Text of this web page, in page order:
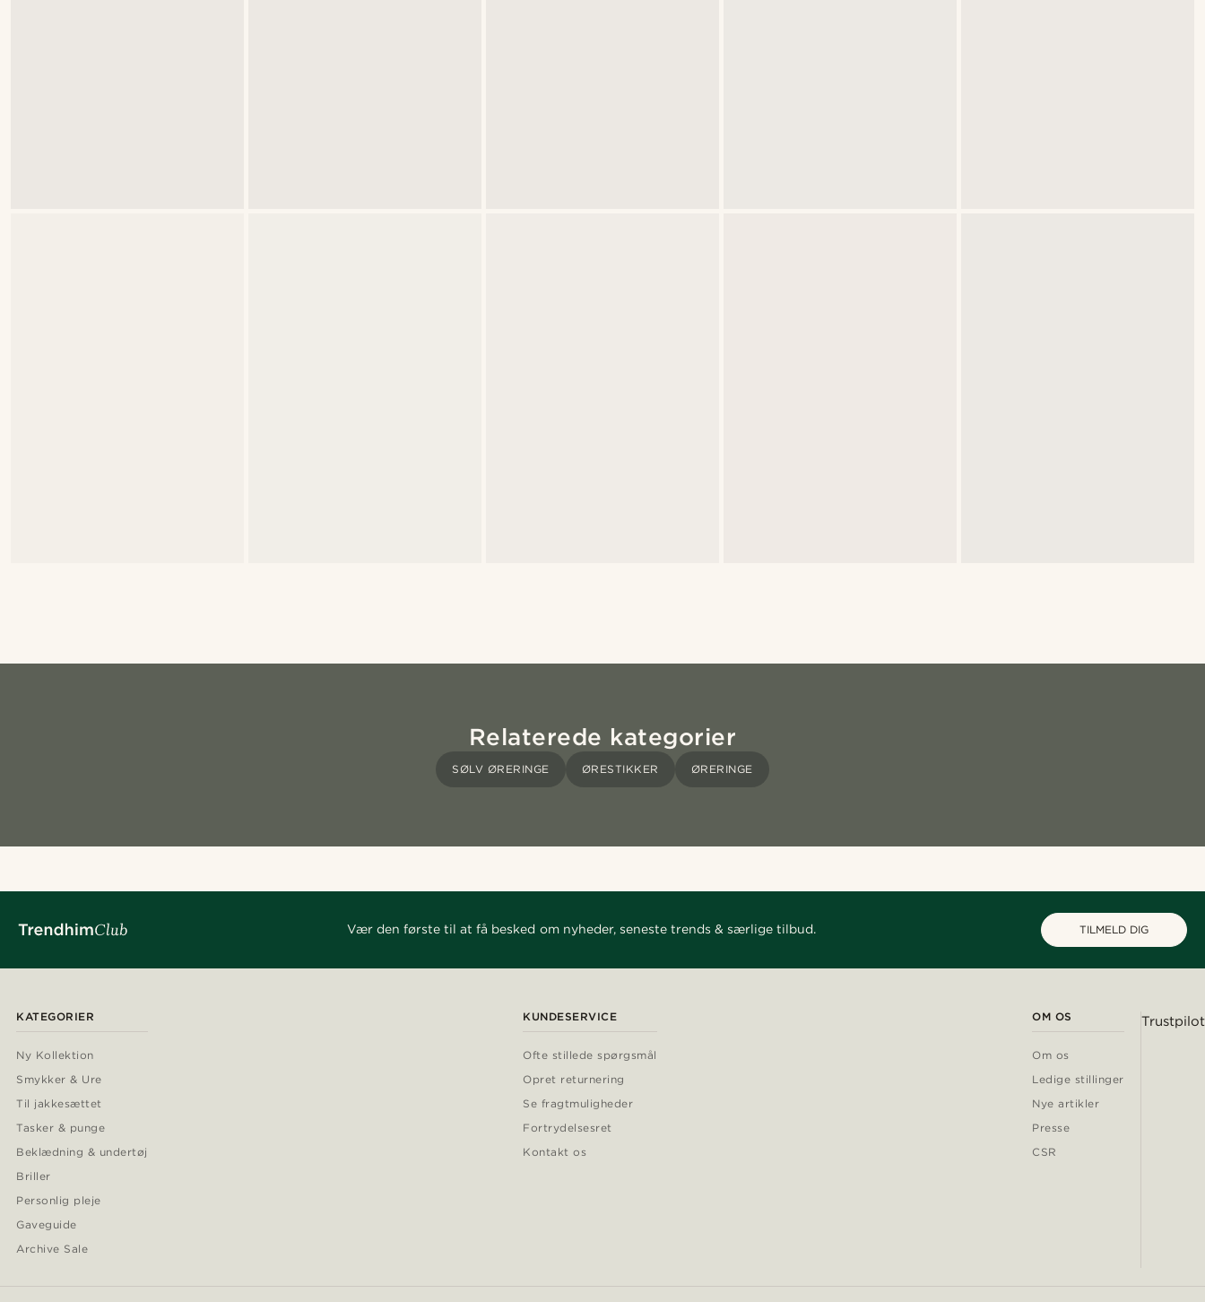
Relaterede kategorier
SØLV ØRERINGE ØRESTIKKER ØRERINGE
Vær den første til at få besked om nyheder, seneste trends & særlige tilbud. TILMELD DIG
KATEGORIER
Ny Kollektion
Smykker & Ure
Til jakkesættet
Tasker & punge
Beklædning & undertøj
Briller
Personlig pleje
Gaveguide
Archive Sale
KUNDESERVICE
Ofte stillede spørgsmål
Opret returnering
Se fragtmuligheder
Fortrydelsesret
Kontakt os
OM OS
Om os
Ledige stillinger
Nye artikler
Presse
CSR
Trustpilot